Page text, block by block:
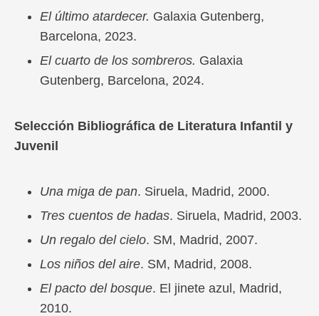
El último atardecer. Galaxia Gutenberg,
Barcelona, 2023.
El cuarto de los sombreros. Galaxia
Gutenberg, Barcelona, 2024.
Selección Bibliográfica de Literatura Infantil y
Juvenil
Una miga de pan. Siruela, Madrid, 2000.
Tres cuentos de hadas. Siruela, Madrid, 2003.
Un regalo del cielo. SM, Madrid, 2007.
Los niños del aire. SM, Madrid, 2008.
El pacto del bosque. El jinete azul, Madrid,
2010.